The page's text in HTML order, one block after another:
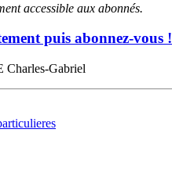
accessible aux abonnés.
puis abonnez-vous !
Gabriel